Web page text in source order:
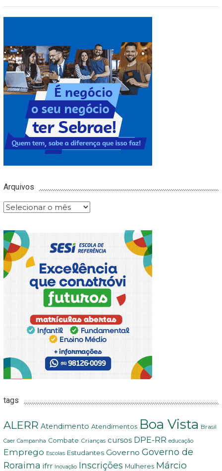
Arquivos
Arquivos
tags
ALERR Atendimento Atendimentos Boa Vista Brasil
Caer Campanha Combate Crianças cursos DPE-RR educação
Emprego Escolas Estudantes Governo Governo de
Roraima ifrr Inovação Inscrições Mulheres Márcio